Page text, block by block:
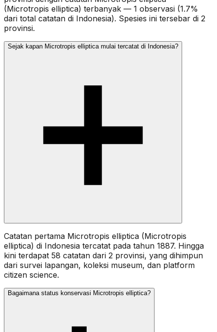
(Microtropis elliptica) terbanyak — 1 observasi (1.7%
dari total catatan di Indonesia). Spesies ini tersebar di 2
provinsi.
Sejak kapan Microtropis elliptica mulai tercatat di Indonesia?
Catatan pertama Microtropis elliptica (Microtropis
elliptica) di Indonesia tercatat pada tahun 1887. Hingga
kini terdapat 58 catatan dari 2 provinsi, yang dihimpun
dari survei lapangan, koleksi museum, dan platform
citizen science.
Bagaimana status konservasi Microtropis elliptica?